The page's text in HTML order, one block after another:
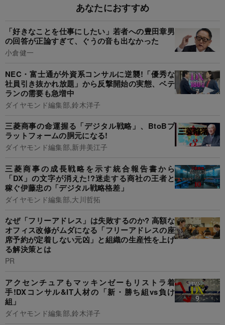
あなたにおすすめ
「好きなことを仕事にしたい」若者への豊田章男
の回答が正論すぎて、ぐうの音も出なかった
小倉健一
NEC・富士通が外資系コンサルに逆襲!「優秀な
社員引き抜かれ放題」から反撃開始の実態、ベテ
ランの需要も急増中
ダイヤモンド編集部,鈴木洋子
三菱商事の命運握る「デジタル戦略」、BtoBプ
ラットフォームの胴元になる!
ダイヤモンド編集部,新井美江子
三菱商事の成長戦略を示す統合報告書から
「DX」の文字が消えた!?迷走する商社の王者と
稼ぐ伊藤忠の「デジタル戦略格差」
ダイヤモンド編集部,大川哲拓
なぜ「フリーアドレス」は失敗するのか? 高額な
オフィス改修がムダになる「フリーアドレスの座
席予約が定着しない元凶」と組織の生産性を上げ
る解決策とは
PR
アクセンチュアもマッキンゼーもリストラ着
手!DXコンサル&IT人材の「新・勝ち組vs負け
組」
ダイヤモンド編集部,鈴木洋子